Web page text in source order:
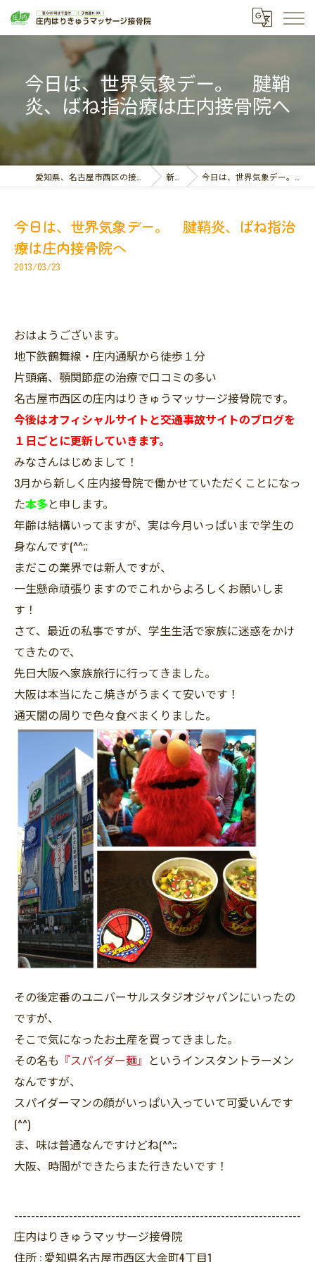
今日は、世界気象デー。 腱鞘
炎、ばね指治療は庄内接骨院へ
新着情報 今日は、世界気象デー。 腱鞘炎、ばね指治療は庄内接骨院へ
今日は、世界気象デー。 腱鞘炎、ばね指治
療は庄内接骨院へ
2013/03/23
おはようございます。
地下鉄鶴舞線・庄内通駅から徒歩１分
片頭痛、顎関節症の治療で口コミの多い
名古屋市西区の庄内はりきゅうマッサージ接骨院です。
今後はオフィシャルサイトと交通事故サイトのブログを
１日ごとに更新していきます。
みなさんはじめまして！
3月から新しく庄内接骨院で働かせていただくことになっ
た本多と申します。
年齢は結構いってますが、実は今月いっぱいまで学生の
身なんです(^^;;
まだこの業界では新人ですが、
一生懸命頑張りますのでこれからよろしくお願いしま
す！
さて、最近の私事ですが、学生生活で家族に迷惑をかけ
てきたので、
先日大阪へ家族旅行に行ってきました。
大阪は本当にたこ焼きがうまくて安いです！
通天閣の周りで色々食べまくりました。
その後定番のユニバーサルスタジオジャパンにいったの
ですが、
そこで気になったお土産を買ってきました。
その名も 『スパイダー麺』 というインスタントラーメン
なんですが、
スパイダーマンの顔がいっぱい入っていて可愛いんです
(^^)
ま、味は普通なんですけどね(^^;;
大阪、時間ができたらまた行きたいです！
--------------------------------------------------------------------
庄内はりきゅうマッサージ接骨院
住所 : 愛知県名古屋市西区大金町4丁目1